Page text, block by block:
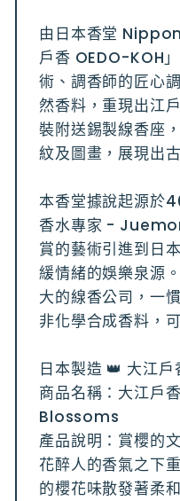
由日本香堂
戶香 OEDO-KOH
術、調香師的匠心
然香料，重現出江
裝附送錫製線香座
紋及圖畫，展現出
本香堂據說起源於
香水專家 -
賞的藝術引進到日
緩情緒的娛樂泉源
大的線香公司，一
非化學合成香料，
日本製造 👑 大江
商品名稱：大江戶
Blossoms
產品說明：賞櫻的
花醉人的香氣之下
的櫻花味散發著柔